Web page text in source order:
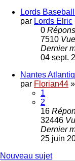
Lords
par Lords Elric
0
7510
Dernier
04 sept.
Nantes
par Florian44 »
1
2
16
32446
Dernier
25 juin
Nouveau sujet